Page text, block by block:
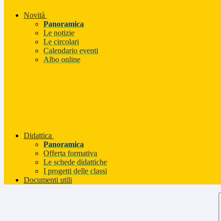
Novità
Panoramica
Le notizie
Le circolari
Calendario eventi
Albo online
Didattica
Panoramica
Offerta formativa
Le schede didattiche
I progetti delle classi
Documenti utili